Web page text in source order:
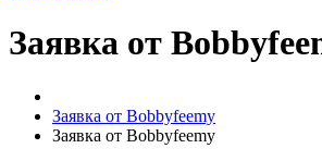
Заявка от
Заявка от Bobbyfeemy
Заявка от Bobbyfeemy